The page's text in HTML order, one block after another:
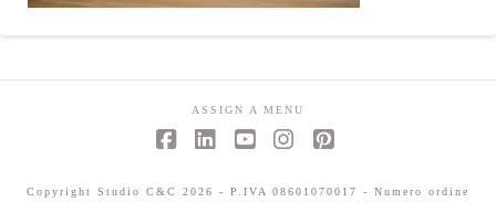
ASSIGN A MENU
Copyright Studio C&C 2026 - P.IVA 08601070017 - Numero ordine